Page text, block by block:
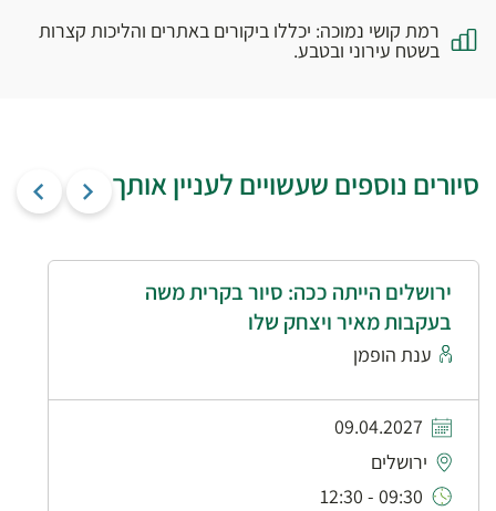
רמת קושי נמוכה: יכללו ביקורים באתרים והליכות קצרות
בשטח עירוני ובטבע.
סיורים נוספים שעשויים לעניין אותך
ירושלים הייתה ככה: סיור בקרית משה
בעקבות מאיר ויצחק שלו
ענת הופמן
09.04.2027
ירושלים
09:30 - 12:30